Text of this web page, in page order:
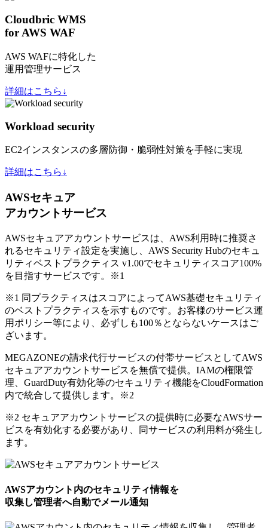
Cloudbric WMS
for AWS WAF
AWS WAFに特化した
運用管理サービス
詳細はこちら↓
Workload security
EC2インスタンスの多層防御・脆弱性対策を手軽に実現
詳細はこちら↓
AWSセキュア
アカウントサービス
AWSセキュアアカウントサービスは、AWS利用時に推奨さ
れるセキュリティ設定を実施し、AWS Security Hubのセキュ
リティベストプラクティス v1.00でセキュリティスコア100%
を目指すサービスです。
※1
※1 同プラクティスはスコアによってAWS基礎セキュリティ
のベストプラクティスを示すものです。お客様のサービス運
用ポリシー等により、必ずしも100％とならないケースはご
ざいます。
MEGAZONEの請求代行サービスの付帯サービスとしてAWS
セキュアアカウントサービスを無償で提供。IAMの権限管
理、GuardDuty有効化等のセキュリティ機能をCloudFormation
内で統合して提供します。
※2
※2 セキュアアカウントサービスの提供時に必要なAWSサー
ビスを有効化する必要があり、同サービスの利用料が発生し
ます。
AWSアカウント内のセキュリティ情報を
収集し管理者へ自動でメール通知